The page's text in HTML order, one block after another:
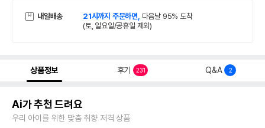
내일배송 21시까지 주문하면, 다음날 95% 도착
(토, 일요일/공휴일 제외)
상품정보 후기 231 Q&A 2
Ai가 추천 드려요
우리 아이를 위한 맞춤 취향 저격 상품